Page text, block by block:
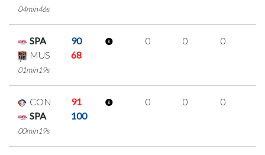
04min46s
SPA
90
MUS
68
01min19s
0 0 0
CON
91
SPA
100
00min19s
0 0 0